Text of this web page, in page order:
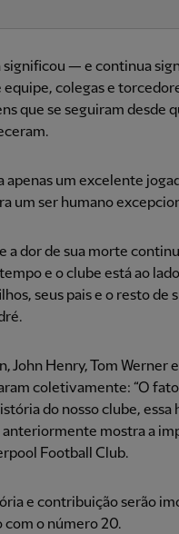
significou — e continua
equipe, colegas e
que se seguiram desde
apenas um excelente
um ser humano
a dor de sua morte
e o clube está ao
seus pais e o resto de
John Henry, Tom Werner
coletivamente: “O fato
do nosso clube, essa
anteriormente mostra a
Football Club.
e contribuição serão
com o número 20.